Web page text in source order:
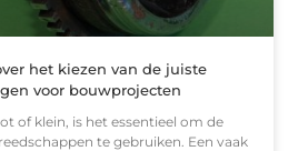
het kiezen van de juiste
voor bouwprojecten
of klein, is het essentieel om de
te gebruiken. Een vaak